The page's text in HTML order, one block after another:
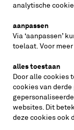
volg ons op
analytische
aanpassen
Via ‘aanpassen’
toelaat. Voor
alles toestaan
Door alle cookies
cookies van
websites. Dit
deze cookies ook